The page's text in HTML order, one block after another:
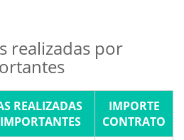
realizadas por
REALIZADAS
IMPORTE
CONTRATO